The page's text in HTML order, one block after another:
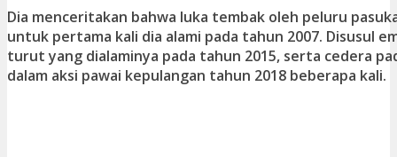
Dia menceritakan bahwa luka tembak oleh peluru
untuk pertama kali dia alami pada tahun 2007. Disusul
turut yang dialaminya pada tahun 2015, serta cedera
dalam aksi pawai kepulangan tahun 2018 beberapa kali.